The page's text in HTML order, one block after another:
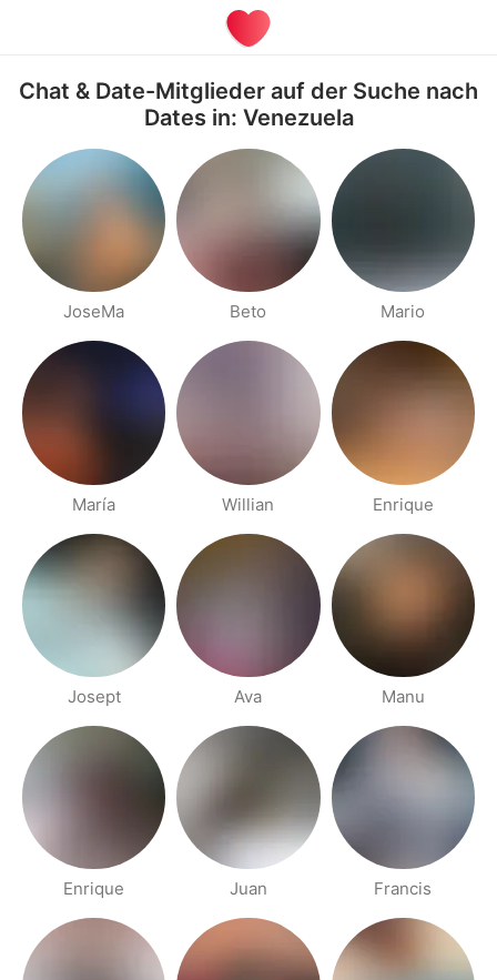
Chat & Date-Mitglieder auf der Suche nach
Dates in: Venezuela
JoseMa Beto Mario
María Willian Enrique
Josept Ava Manu
Enrique Juan Francis